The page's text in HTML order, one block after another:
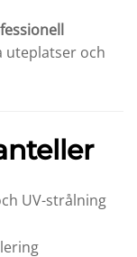
uteplatser och
UV-strålning